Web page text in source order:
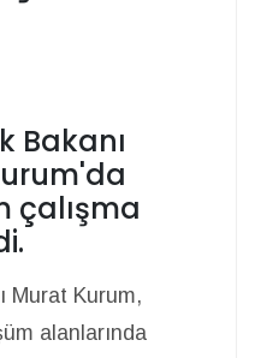
Bakanı
çalışma
Murat Kurum,
alanlarında